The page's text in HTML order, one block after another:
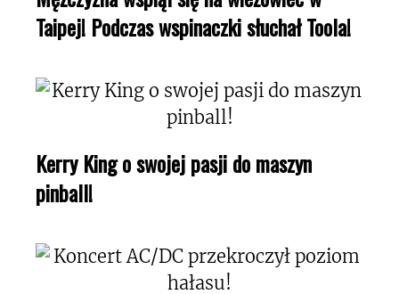
Taipej! Podczas wspinaczki słuchał Toola!
Kerry King o swojej pasji do maszyn
pinball!